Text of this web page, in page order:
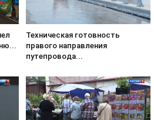
Техническая готовность
правого направления
путепровода...